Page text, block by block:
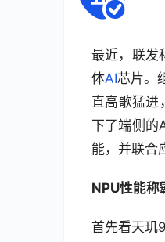
最近，联发
体AI芯片。
直高歌猛进
下了端侧的
能，并联合
NPU性能称
首先看天玑